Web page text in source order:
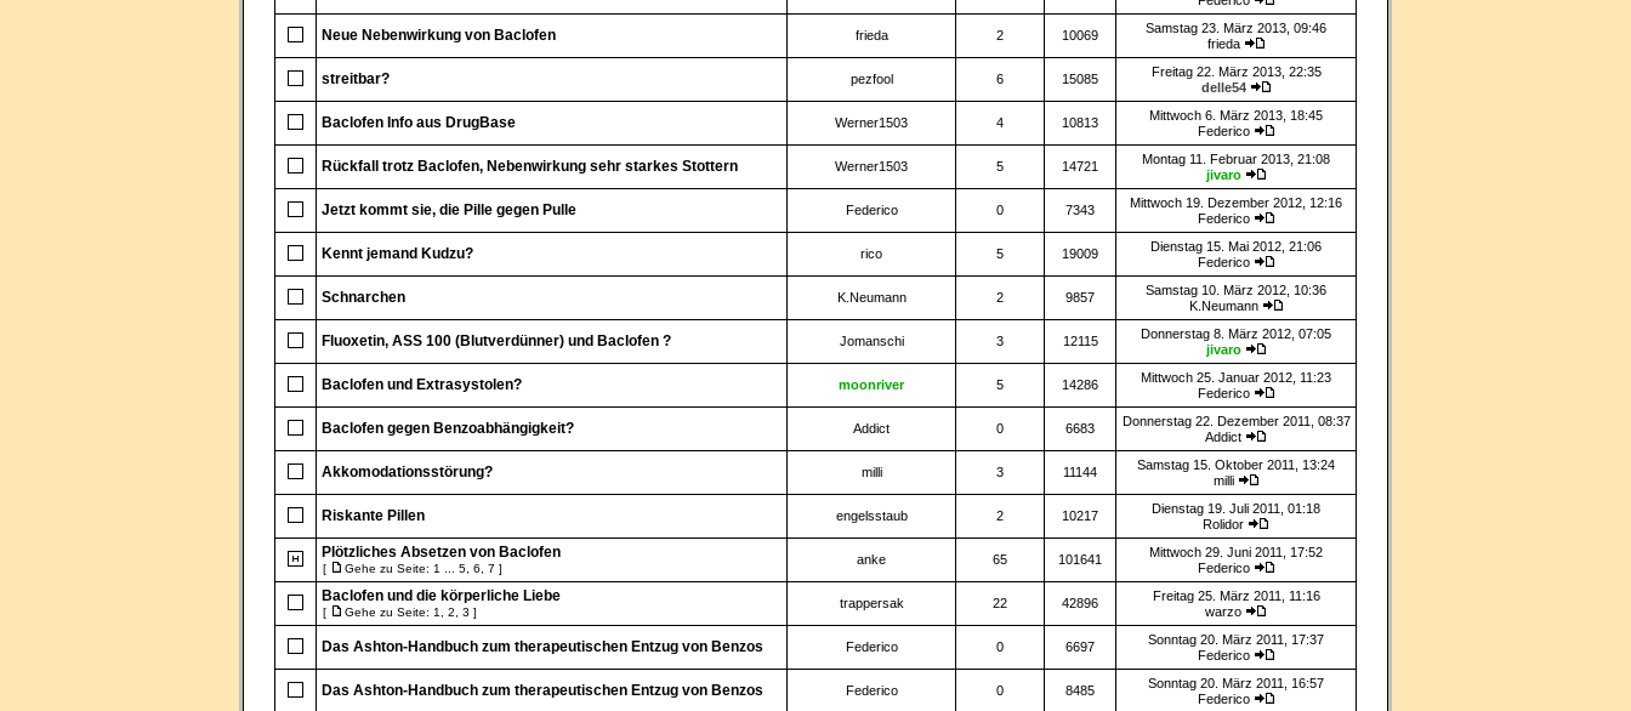
Neue Nebenwirkung von Baclofen frieda 2 10069
Samstag 23. März 2013, 09:46
frieda
streitbar? pezfool 6 15085
Freitag 22. März 2013, 22:35
delle54
Baclofen Info aus DrugBase Werner1503 4 10813
Mittwoch 6. März 2013, 18:45
Federico
Rückfall trotz Baclofen, Nebenwirkung sehr starkes Stottern Werner1503 5 14721
Montag 11. Februar 2013, 21:08
jivaro
Jetzt kommt sie, die Pille gegen Pulle Federico 0 7343
Mittwoch 19. Dezember 2012, 12:16
Federico
Kennt jemand Kudzu? rico 5 19009
Dienstag 15. Mai 2012, 21:06
Federico
Schnarchen K.Neumann 2 9857
Samstag 10. März 2012, 10:36
K.Neumann
Fluoxetin, ASS 100 (Blutverdünner) und Baclofen ? Jomanschi 3 12115
Donnerstag 8. März 2012, 07:05
jivaro
Baclofen und Extrasystolen? moonriver 5 14286
Mittwoch 25. Januar 2012, 11:23
Federico
Baclofen gegen Benzoabhängigkeit? Addict 0 6683
Donnerstag 22. Dezember 2011, 08:37
Addict
Akkomodationsstörung? milli 3 11144
Samstag 15. Oktober 2011, 13:24
milli
Riskante Pillen engelsstaub 2 10217
Dienstag 19. Juli 2011, 01:18
Rolidor
Plötzliches Absetzen von Baclofen
[ Gehe zu Seite: 1 5 6 7 ]
anke 65 101641
Mittwoch 29. Juni 2011, 17:52
Federico
Baclofen und die körperliche Liebe
[ Gehe zu Seite: 1 2 3 ]
trappersak 22 42896
Freitag 25. März 2011, 11:16
warzo
Das Ashton-Handbuch zum therapeutischen Entzug von Benzos Federico 0 6697
Sonntag 20. März 2011, 17:37
Federico
Das Ashton-Handbuch zum therapeutischen Entzug von Benzos Federico 0 8485
Sonntag 20. März 2011, 16:57
Federico